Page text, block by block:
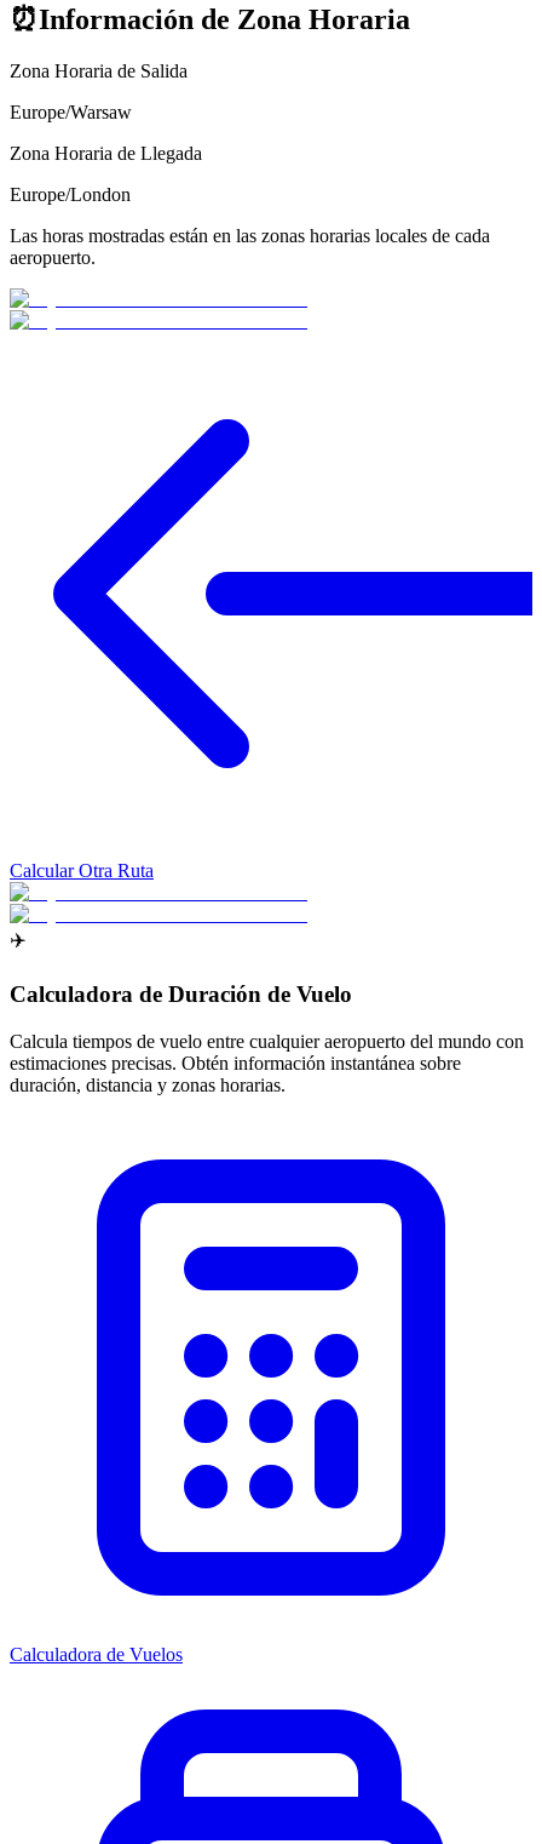
⏰Información de Zona Horaria
Zona Horaria de Salida
Europe/Warsaw
Zona Horaria de Llegada
Europe/London
Las horas mostradas están en las zonas horarias locales de cada
aeropuerto.
Calcular Otra Ruta
✈️
Calculadora de Duración de Vuelo
Calcula tiempos de vuelo entre cualquier aeropuerto del mundo con
estimaciones precisas. Obtén información instantánea sobre
duración, distancia y zonas horarias.
Calculadora de Vuelos